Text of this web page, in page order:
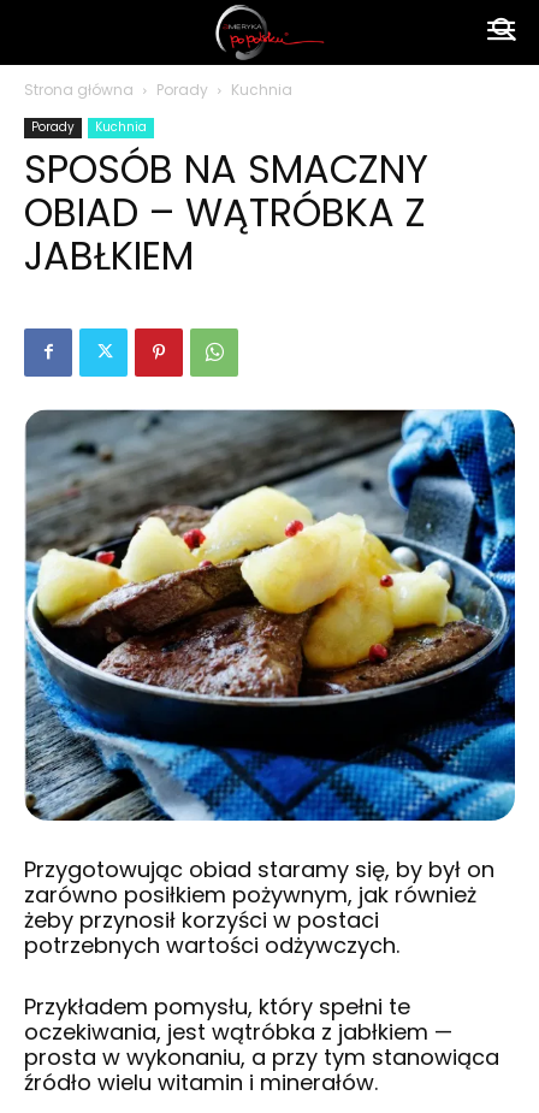
polsku
Strona główna Porady Kuchnia
Porady Kuchnia
SPOSÓB NA SMACZNY
OBIAD – WĄTRÓBKA Z
JABŁKIEM
Przygotowując obiad staramy się, by był on
zarówno posiłkiem pożywnym, jak również
żeby przynosił korzyści w postaci
potrzebnych wartości odżywczych.
Przykładem pomysłu, który spełni te
oczekiwania, jest wątróbka z jabłkiem —
prosta w wykonaniu, a przy tym stanowiąca
źródło wielu witamin i minerałów.